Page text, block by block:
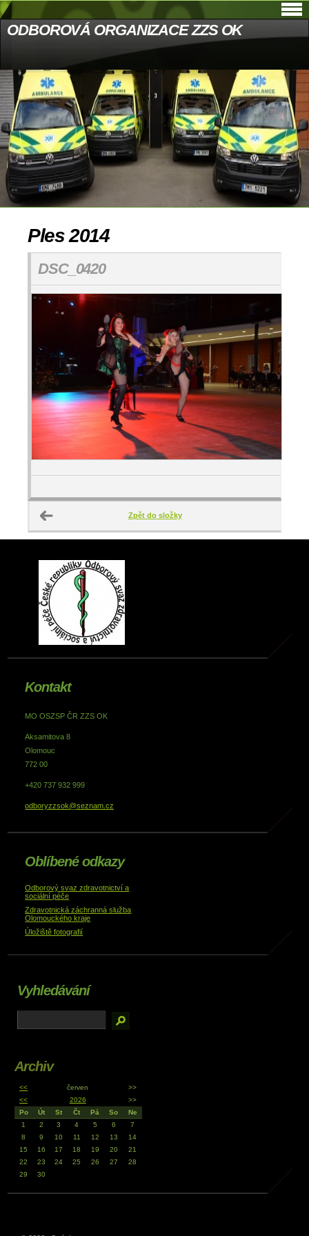
ODBOROVÁ ORGANIZACE ZZS OK
Ples 2014
DSC_0420
Zpět do složky
Kontakt
MO OSZSP ČR ZZS OK
Aksamitova 8
Olomouc
772 00
+420 737 932 999
odboryzzsok@seznam.cz
Oblíbené odkazy
Odborový svaz zdravotnictví a
sociální péče
Zdravotnická záchranná služba
Olomouckého kraje
Úložiště fotografií
Vyhledávání
Archiv
<< červen
>>
<<
2026
>>
Po
Út St Čt Pá So
Ne
1
2 3 4 5 6
7
8
9 10 11 12 13
14
15
16 17 18 19 20
21
22
23 24 25 26 27
28
29
30